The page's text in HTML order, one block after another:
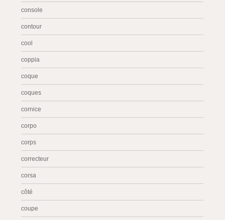
console
contour
cool
coppia
coque
coques
cornice
corpo
corps
correcteur
corsa
côté
coupe